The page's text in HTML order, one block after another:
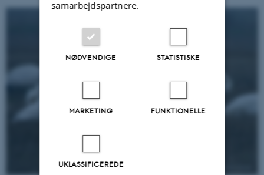
samarbejdspartnere.
NØDVENDIGE STATISTISKE
MARKETING FUNKTIONELLE
UKLASSIFICEREDE